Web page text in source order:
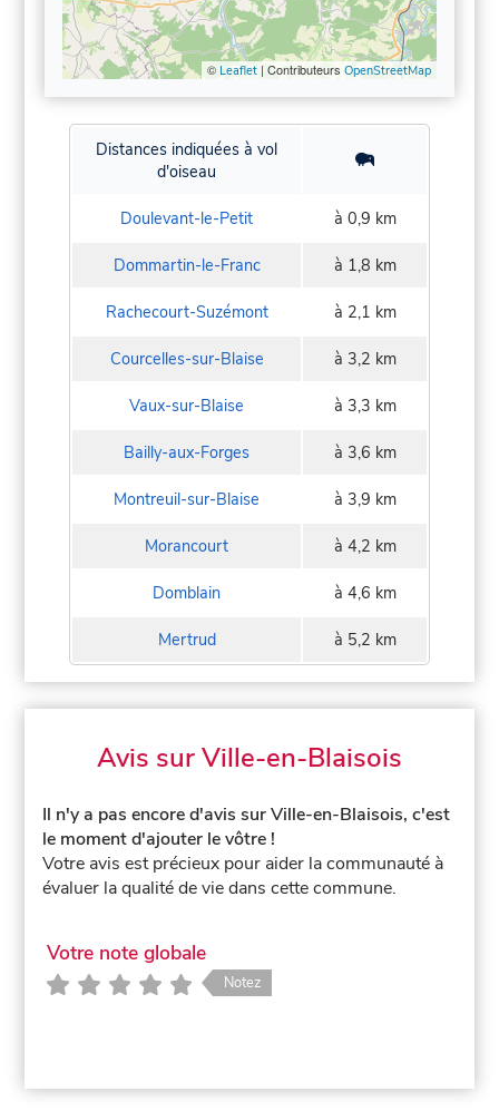
© Leaflet| Contributeurs OpenStreetMap
Distances indiquées à vol
d'oiseau
Doulevant-le-Petit à 0,9 km
Dommartin-le-Franc à 1,8 km
Rachecourt-Suzémont à 2,1 km
Courcelles-sur-Blaise à 3,2 km
Vaux-sur-Blaise à 3,3 km
Bailly-aux-Forges à 3,6 km
Montreuil-sur-Blaise à 3,9 km
Morancourt à 4,2 km
Domblain à 4,6 km
Mertrud à 5,2 km
Avis sur Ville-en-Blaisois
Il n'y a pas encore d'avis sur Ville-en-Blaisois, c'est
le moment d'ajouter le vôtre !
Votre avis est précieux pour aider la communauté à
évaluer la qualité de vie dans cette commune.
Votre note globale
Notez